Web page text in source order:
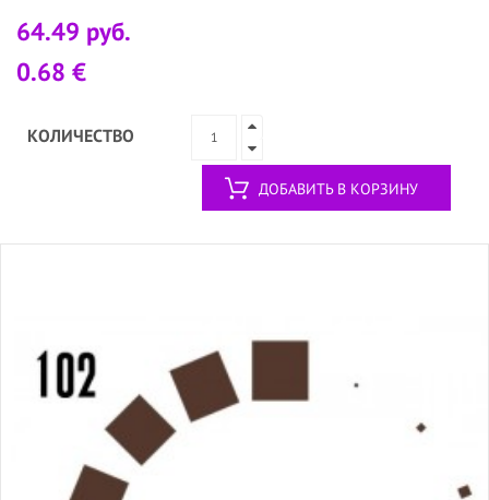
64.49 руб.
0.68 €
КОЛИЧЕСТВО
ДОБАВИТЬ В КОРЗИНУ